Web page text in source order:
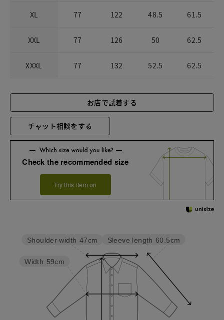
XL 77 122 48.5 61.5
XXL 77 126 50 62.5
XXXL 77 132 52.5 62.5
お店で試着する
チャット相談をする
Check the recommended size
Try this item on
Sleeve length 60.5cm
Width 59cm
Shoulder width 47cm